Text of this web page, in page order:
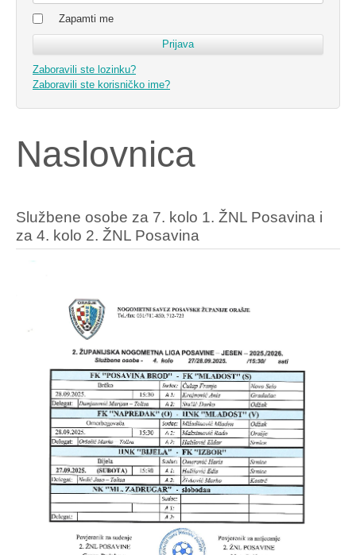
Zapamti me
Zaboravili ste lozinku?
Zaboravili ste korisničko ime?
Naslovnica
Službene osobe za 7. kolo 1. ŽNL Posavina i
za 4. kolo 2. ŽNL Posavina